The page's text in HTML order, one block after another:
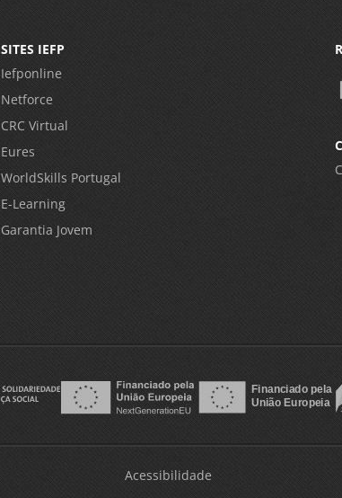
SITES IEFP
Iefponline
Netforce
CRC Virtual
Eures
WorldSkills Portugal
E-Learning
Garantia Jovem
Acessibilidade